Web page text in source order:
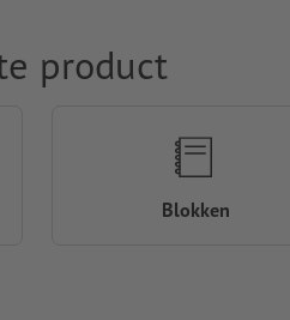
product
Blokken